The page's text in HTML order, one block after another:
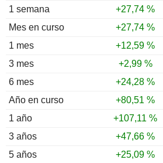
1 semana
+27,74 %
Mes en curso
+27,74 %
1 mes
+12,59 %
3 mes
+2,99 %
6 mes
+24,28 %
Año en curso
+80,51 %
1 año
+107,11 %
3 años
+47,66 %
5 años
+25,09 %